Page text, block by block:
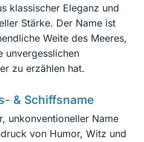
klassischer Eleganz und
Stärke. Der Name ist
Weite des Meeres,
unvergesslichen
zu erzählen hat.
& Schiffsname
unkonventioneller Name
von Humor, Witz und